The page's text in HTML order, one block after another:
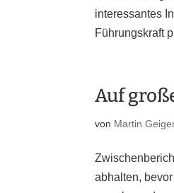
interessantes
Führungskraft
Auf
von Martin
abhalten,